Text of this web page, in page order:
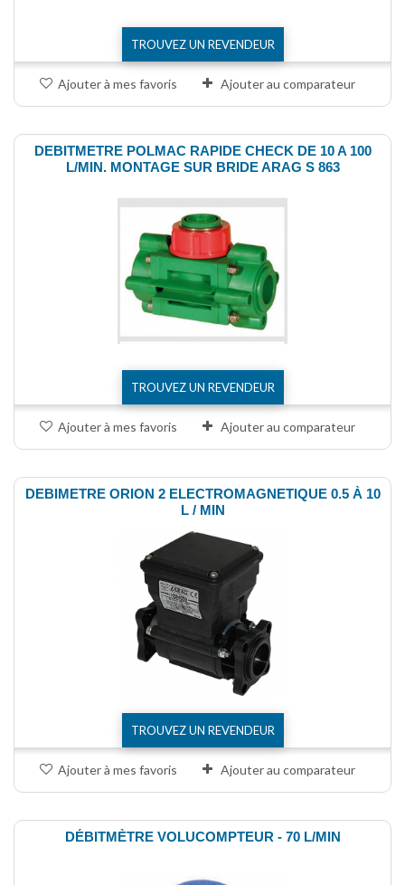
TROUVEZ UN REVENDEUR
Ajouter à mes favoris Ajouter au comparateur
DEBITMETRE POLMAC RAPIDE CHECK DE 10 A 100
L/MIN. MONTAGE SUR BRIDE ARAG S 863
TROUVEZ UN REVENDEUR
Ajouter à mes favoris Ajouter au comparateur
DEBIMETRE ORION 2 ELECTROMAGNETIQUE 0.5 À 10
L / MIN
TROUVEZ UN REVENDEUR
Ajouter à mes favoris Ajouter au comparateur
DÉBITMÈTRE VOLUCOMPTEUR - 70 L/MIN